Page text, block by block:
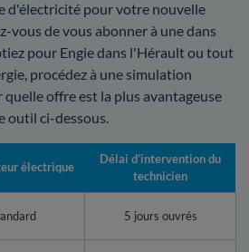
d'électricité pour votre nouvelle
vous de vous abonner à une dans
pour Engie dans l'Hérault ou tout
procédez à une simulation
offre est la plus avantageuse
outil ci-dessous.
électrique
Délai d’intervention du
technicien
5 jours ouvrés